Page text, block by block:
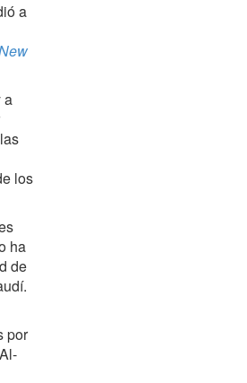
a
a
los
ha
de
por